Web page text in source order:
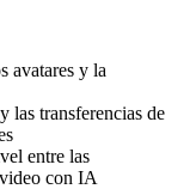
avatares y la
las transferencias de
entre las
con IA